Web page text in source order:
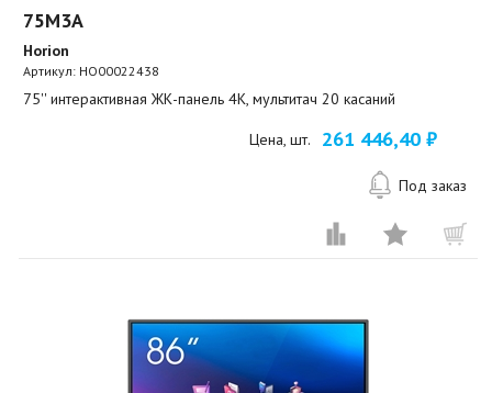
75M3A
Horion
Артикул: HO00022438
75'' интерактивная ЖК-панель 4К, мультитач 20 касаний
Цена, шт. 261 446,40 ₽
Под заказ